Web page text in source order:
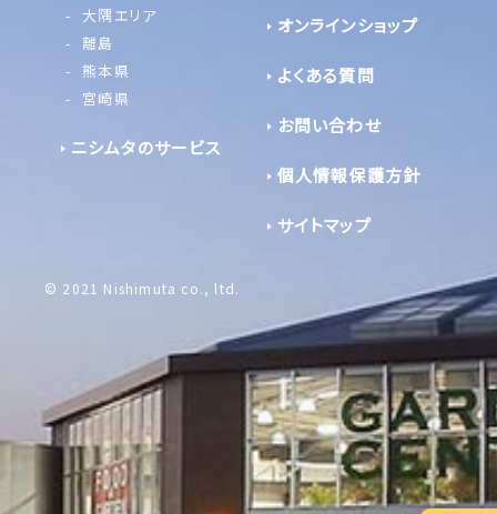
大隅エリア
離島
熊本県
宮崎県
ニシムタのサービス
オンラインショップ
よくある質問
お問い合わせ
個人情報保護方針
サイトマップ
© 2021 Nishimuta co., ltd.